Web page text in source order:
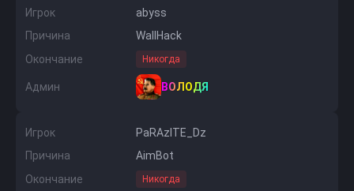
Игрок
abyss
Причина
WallHack
Окончание
Никогда
Админ ВОЛОДЯ
Игрок
PaRAzITE_Dz
Причина
AimBot
Окончание
Никогда